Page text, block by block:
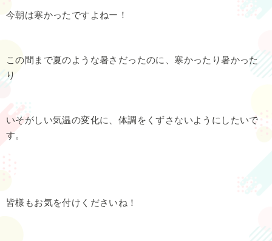
今朝は寒かったですよねー！
この間まで夏のような暑さだったのに、寒かったり暑かった
り
いそがしい気温の変化に、体調をくずさないようにしたいで
す。
皆様もお気を付けくださいね！